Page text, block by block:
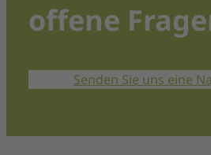
offene
Senden Sie uns eine